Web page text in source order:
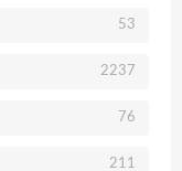
53
2237
76
211